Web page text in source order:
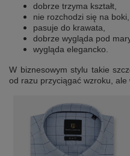
dobrze trzyma kształt,
nie rozchodzi się na boki,
pasuje do krawata,
dobrze wygląda pod
wygląda elegancko.
W biznesowym stylu takie
od razu przyciągać wzroku, ale